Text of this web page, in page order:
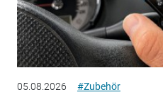
05.08.2026 #Zubehör